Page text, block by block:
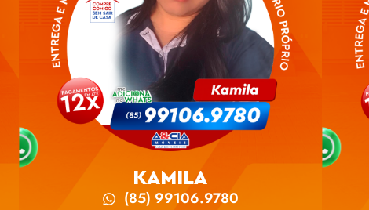
KAMILA
(85) 99106.9780